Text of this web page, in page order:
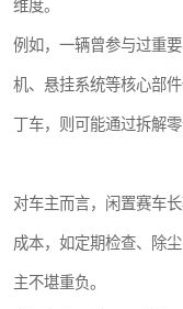
维度。
例如，一辆曾参与过重
机、悬挂系统等核心部
丁车，则可能通过拆解
对车主而言，闲置赛车
成本，如定期检查、除
主不堪重负。